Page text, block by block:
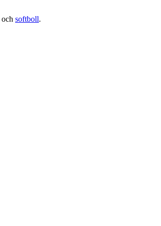
och softboll.